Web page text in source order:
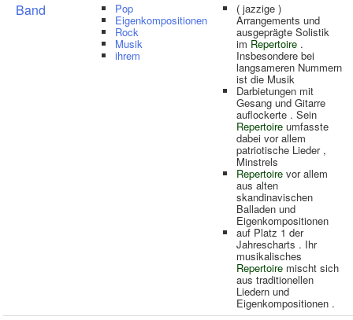
Band Pop
Eigenkompositionen
Rock
Musik
ihrem
( jazzige )
Arrangements und
ausgeprägte Solistik
im Repertoire .
Insbesondere bei
langsameren Nummern
ist die Musik
Darbietungen mit
Gesang und Gitarre
auflockerte . Sein
Repertoire umfasste
dabei vor allem
patriotische Lieder ,
Minstrels
Repertoire vor allem
aus alten
skandinavischen
Balladen und
Eigenkompositionen
auf Platz 1 der
Jahrescharts . Ihr
musikalisches
Repertoire mischt sich
aus traditionellen
Liedern und
Eigenkompositionen .